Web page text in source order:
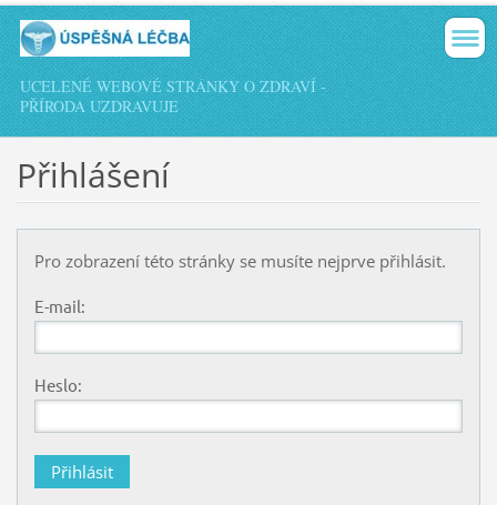
UCELENÉ WEBOVÉ STRÁNKY O ZDRAVÍ -
PŘÍRODA UZDRAVUJE
Přihlášení
Pro zobrazení této stránky se musíte nejprve přihlásit.
E-mail:
Heslo: